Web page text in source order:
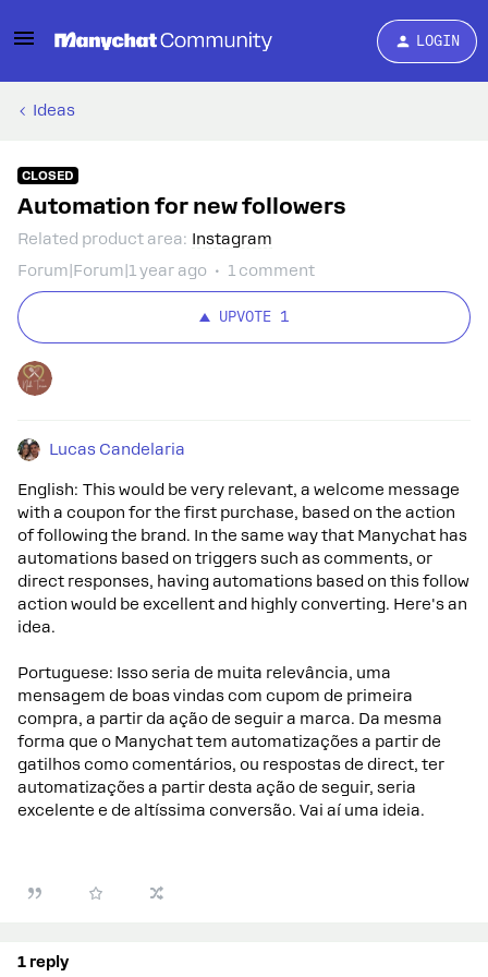
LOGIN
Ideas
CLOSED
Automation for new followers
Related product area: Instagram
Forum|Forum|1 year ago
1 comment
UPVOTE 1
Lucas Candelaria
English: This would be very relevant, a welcome message
with a coupon for the first purchase, based on the action
of following the brand. In the same way that Manychat has
automations based on triggers such as comments, or
direct responses, having automations based on this follow
action would be excellent and highly converting. Here's an
idea.
Portuguese: Isso seria de muita relevância, uma
mensagem de boas vindas com cupom de primeira
compra, a partir da ação de seguir a marca. Da mesma
forma que o Manychat tem automatizações a partir de
gatilhos como comentários, ou respostas de direct, ter
automatizações a partir desta ação de seguir, seria
excelente e de altíssima conversão. Vai aí uma ideia.
1 reply